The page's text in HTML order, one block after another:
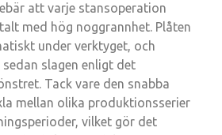
att varje stansoperation
med hög noggrannhet. Plåten
under verktyget, och
slagen enligt det
Tack vare den snabba
mellan olika produktionsserier
vilket gör det